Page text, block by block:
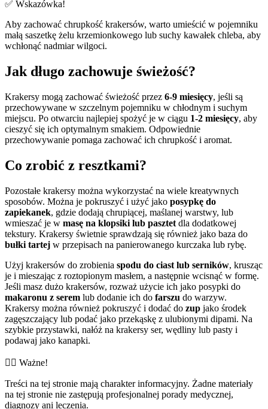
✅ Wskazówka!
Aby zachować chrupkość krakersów, warto umieścić w pojemniku
małą saszetkę żelu krzemionkowego lub suchy kawałek chleba, aby
wchłonąć nadmiar wilgoci.
Jak długo zachowuje świeżość?
Krakersy mogą zachować świeżość przez 6-9 miesięcy, jeśli są
przechowywane w szczelnym pojemniku w chłodnym i suchym
miejscu. Po otwarciu najlepiej spożyć je w ciągu 1-2 miesięcy, aby
cieszyć się ich optymalnym smakiem. Odpowiednie
przechowywanie pomaga zachować ich chrupkość i aromat.
Co zrobić z resztkami?
Pozostałe krakersy można wykorzystać na wiele kreatywnych
sposobów. Można je pokruszyć i użyć jako posypkę do
zapiekanek, gdzie dodają chrupiącej, maślanej warstwy, lub
wmieszać je w masę na klopsiki lub pasztet dla dodatkowej
tekstury. Krakersy świetnie sprawdzają się również jako baza do
bułki tartej w przepisach na panierowanego kurczaka lub rybę.
Użyj krakersów do zrobienia spodu do ciast lub serników, krusząc
je i mieszając z roztopionym masłem, a następnie wcisnąć w formę.
Jeśli masz dużo krakersów, rozważ użycie ich jako posypki do
makaronu z serem lub dodanie ich do farszu do warzyw.
Krakersy można również pokruszyć i dodać do zup jako środek
zagęszczający lub podać jako przekąskę z ulubionymi dipami. Na
szybkie przystawki, nałóż na krakersy ser, wędliny lub pasty i
podawaj jako kanapki.
👨‍⚕️️ Ważne!
Treści na tej stronie mają charakter informacyjny. Żadne materiały
na tej stronie nie zastępują profesjonalnej porady medycznej,
diagnozy ani leczenia.